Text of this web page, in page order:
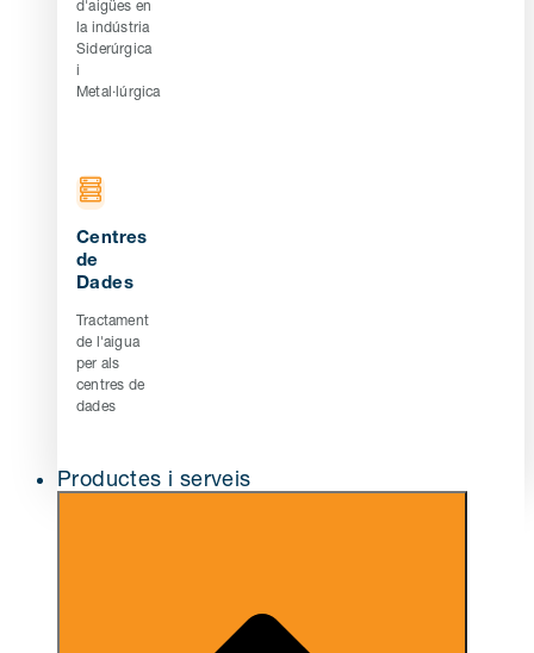
d'aigües en
la indústria
Siderúrgica
i
Metal·lúrgica
Centres
de
Dades
Tractament
de l'aigua
per als
centres de
dades
Productes i serveis